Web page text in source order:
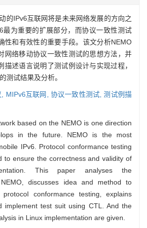
的IPv6互联网将是未来网络发展的方向之
最为重要的扩展部分，而协议一致性测试
性和有效性的重要手段。该文分析NEMO
网络移动协议一致性测试的思想方法，并
描述语言说明了测试例设计与实现过程，
测试结果及分析。
MIPv6互联网, 协议一致性测试,测试例描
based on the NEMO is one direction
in the future. NEMO is the most
IPv6. Protocol conformance testing
to ensure the correctness and validity of
This paper analyses the
discusses idea and method to
protocol conformance testing, explains
implement test suit using CTL. And the
in Linux implementation are given.